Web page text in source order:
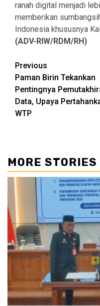
ranah digital menjadi
memberikan
Indonesia khususnya
(ADV-RIW/RDM/RH)
Continue
Reading
Previous
Paman Birin Tekankan
Pentingnya
Data, Upaya
WTP
MORE STORIES